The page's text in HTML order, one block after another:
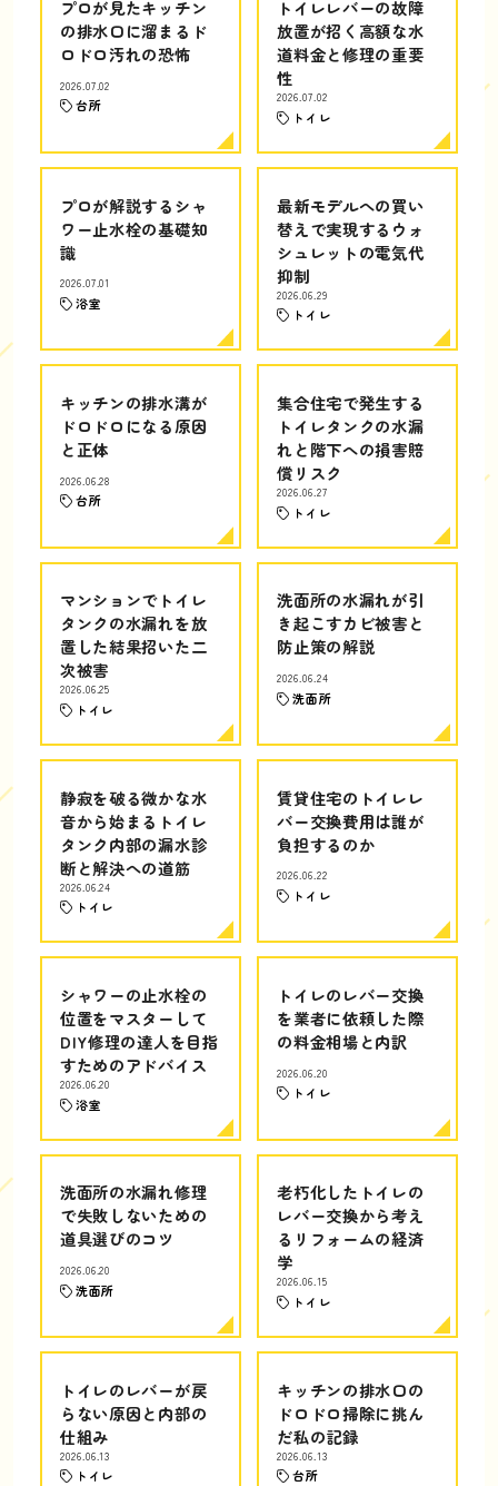
プロが見たキッチン
の排水口に溜まるド
ロドロ汚れの恐怖
2026.07.02
台所
トイレレバーの故障
放置が招く高額な水
道料金と修理の重要
性
2026.07.02
トイレ
プロが解説するシャ
ワー止水栓の基礎知
識
2026.07.01
浴室
最新モデルへの買い
替えで実現するウォ
シュレットの電気代
抑制
2026.06.29
トイレ
キッチンの排水溝が
ドロドロになる原因
と正体
2026.06.28
台所
集合住宅で発生する
トイレタンクの水漏
れと階下への損害賠
償リスク
2026.06.27
トイレ
マンションでトイレ
タンクの水漏れを放
置した結果招いた二
次被害
2026.06.25
トイレ
洗面所の水漏れが引
き起こすカビ被害と
防止策の解説
2026.06.24
洗面所
静寂を破る微かな水
音から始まるトイレ
タンク内部の漏水診
断と解決への道筋
2026.06.24
トイレ
賃貸住宅のトイレレ
バー交換費用は誰が
負担するのか
2026.06.22
トイレ
シャワーの止水栓の
位置をマスターして
DIY修理の達人を目指
すためのアドバイス
2026.06.20
浴室
トイレのレバー交換
を業者に依頼した際
の料金相場と内訳
2026.06.20
トイレ
洗面所の水漏れ修理
で失敗しないための
道具選びのコツ
2026.06.20
洗面所
老朽化したトイレの
レバー交換から考え
るリフォームの経済
学
2026.06.15
トイレ
トイレのレバーが戻
らない原因と内部の
仕組み
2026.06.13
トイレ
キッチンの排水口の
ドロドロ掃除に挑ん
だ私の記録
2026.06.13
台所